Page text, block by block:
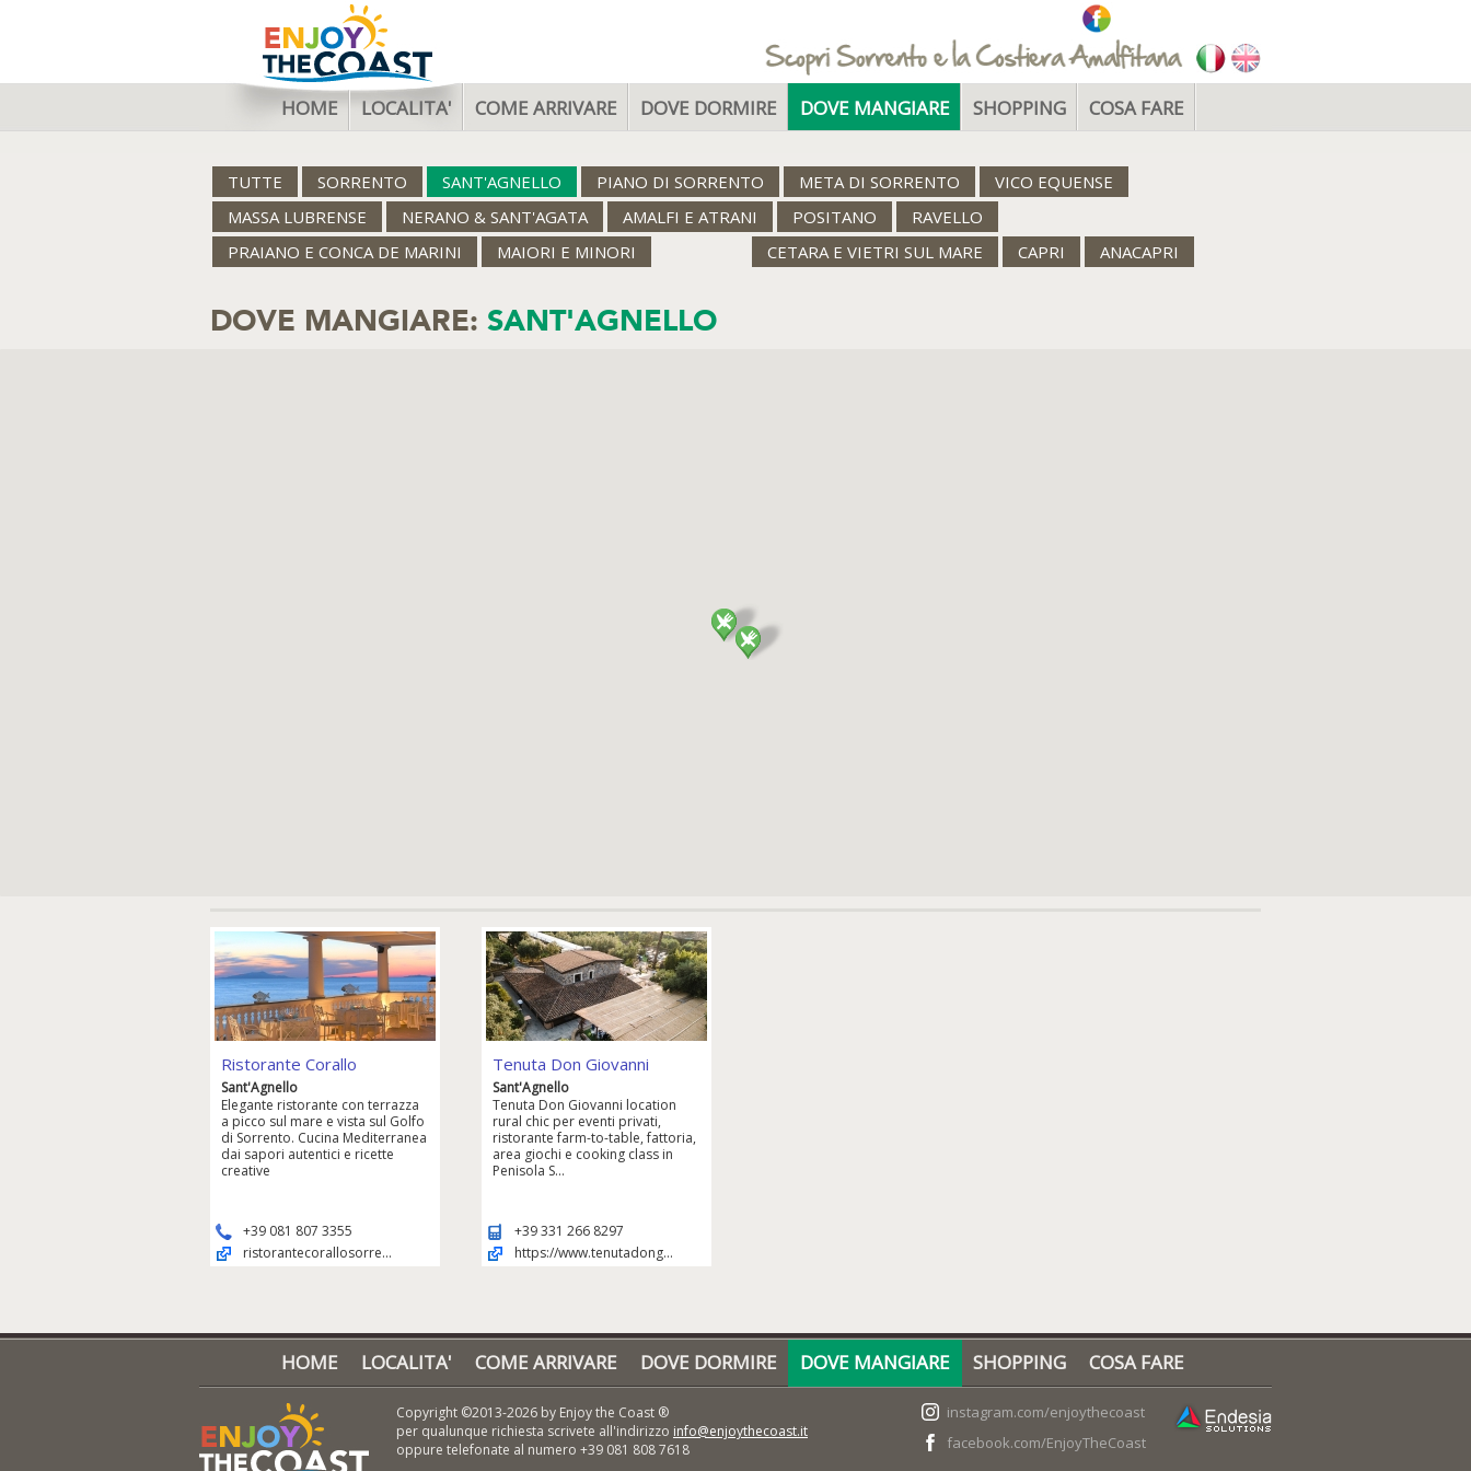
HOME LOCALITA' COME ARRIVARE DOVE DORMIRE DOVE MANGIARE SHOPPING COSA FARE
TUTTE SORRENTO SANT'AGNELLO PIANO DI SORRENTO META DI SORRENTO
VICO EQUENSE
MASSA LUBRENSE
NERANO & SANT'AGATA AMALFI E ATRANI POSITANO
RAVELLO
PRAIANO E CONCA DE MARINI
MAIORI E MINORI CETARA E VIETRI SUL MARE CAPRI ANACAPRI
DOVE MANGIARE: SANT'AGNELLO
Ristorante Corallo
Sant'Agnello
Elegante ristorante con terrazza
a picco sul mare e vista sul Golfo
di Sorrento. Cucina Mediterranea
dai sapori autentici e ricette
creative
+39 081 807 3355
ristorantecorallosorre...
Tenuta Don Giovanni
Sant'Agnello
Tenuta Don Giovanni location
rural chic per eventi privati,
ristorante farm-to-table, fattoria,
area giochi e cooking class in
Penisola S...
+39 331 266 8297
https://www.tenutadong...
HOME LOCALITA' COME ARRIVARE DOVE DORMIRE DOVE MANGIARE SHOPPING COSA FARE
Copyright ©2013-2026 by Enjoy the Coast ®
per qualunque richiesta scrivete all'indirizzo info@enjoythecoast.it
oppure telefonate al numero +39 081 808 7618
instagram.com/enjoythecoast
facebook.com/EnjoyTheCoast